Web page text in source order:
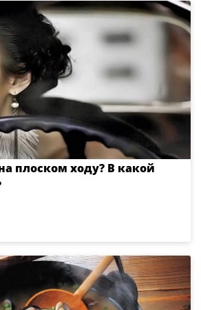
плоском ходу? В какой